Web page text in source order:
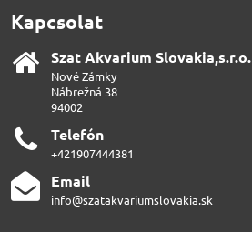
Kapcsolat
Szat Akvarium Slovakia,s​.r​.o​.
Nové Zámky
Nábrežná 38
94002
Telefón
+421907444381
Email
info@szatakvariumslovakia.sk